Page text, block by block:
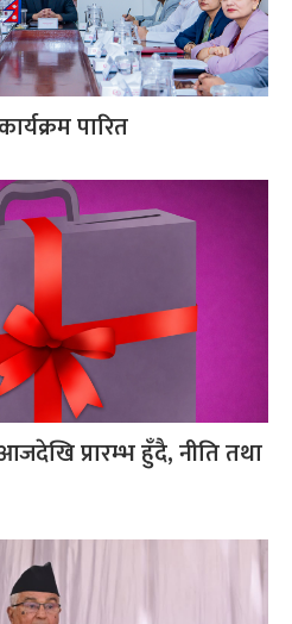
पारित
प्रारम्भ हुँदै, नीति तथा